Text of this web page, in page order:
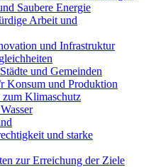
Saubere Energie
Arbeit und
und Infrastruktur
und Gemeinden
Konsum und Produktion
Klimaschutz
und starke
zur Erreichung der Ziele